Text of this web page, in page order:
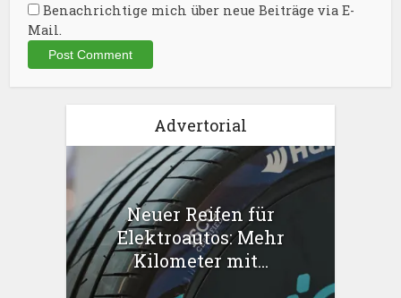
Benachrichtige mich über neue Beiträge via E-
Mail.
Advertorial
Neuer Reifen für
Elektroautos: Mehr
Kilometer mit...